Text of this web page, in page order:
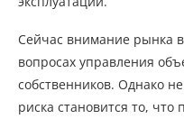
Сейчас внимание рынка
вопросах управления
собственников. Однако
риска становится то,